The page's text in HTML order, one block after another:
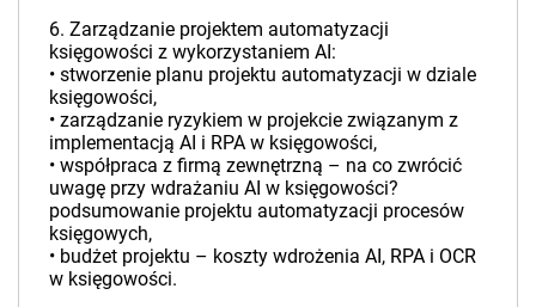
6. Zarządzanie projektem automatyzacji
księgowości z wykorzystaniem AI:
• stworzenie planu projektu automatyzacji w dziale
księgowości,
• zarządzanie ryzykiem w projekcie związanym z
implementacją AI i RPA w księgowości,
• współpraca z firmą zewnętrzną – na co zwrócić
uwagę przy wdrażaniu AI w księgowości?
podsumowanie projektu automatyzacji procesów
księgowych,
• budżet projektu – koszty wdrożenia AI, RPA i OCR
w księgowości.